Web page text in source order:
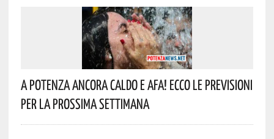
A Potenza Ancora Caldo E Afa! Ecco Le Previsioni
Per La Prossima Settimana